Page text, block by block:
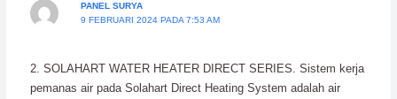
PANEL SURYA
9 FEBRUARI 2024 PADA 7:53 AM
2. SOLAHART WATER HEATER DIRECT SERIES. Sistem kerja
pemanas air pada Solahart Direct Heating System adalah air